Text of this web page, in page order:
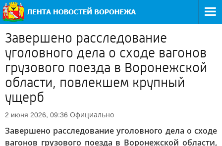
Завершено расследование
уголовного дела о сходе вагонов
грузового поезда в Воронежской
области, повлекшем крупный
ущерб
2 июня 2026, 09:36 Официально
Завершено расследование уголовного дела о сходе
вагонов грузового поезда в Воронежской области,